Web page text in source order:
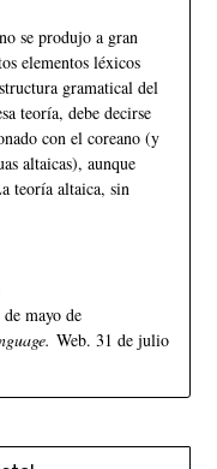
se produjo a gran
elementos léxicos
gramatical del
teoría, debe decirse
con el coreano (y
altaicas), aunque
teoría altaica, sin
mayo de
Web. 31 de julio